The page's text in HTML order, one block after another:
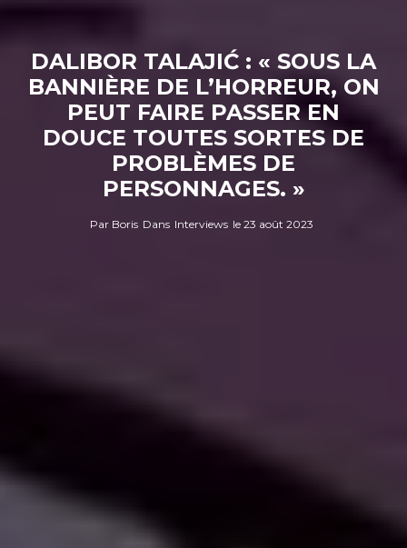
DALIBOR TALAJIĆ : « SOUS LA
BANNIÈRE DE L’HORREUR, ON
PEUT FAIRE PASSER EN
DOUCE TOUTES SORTES DE
PROBLÈMES DE
PERSONNAGES. »
Par Boris Dans Interviews le 23 août 2023